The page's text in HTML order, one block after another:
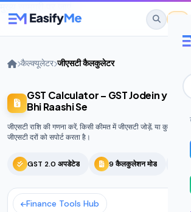
No
Star any tool to save
access.
कैल्‍क्‍यूलेटर जीएसटी कैलकुलेटर
GST Calculator – GST Jodein ya
Bhi Raashi Se
जीएसटी राशि की गणना करें, किसी कीमत में जीएसटी जोड़ें, या कुल राशि
जीएसटी दरों को सपोर्ट करता है।
GST 2.0 अपडेटेड 9 कैलकुलेशन मोड
Finance Tools Hub